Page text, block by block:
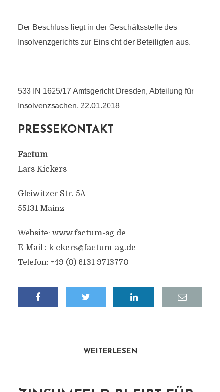
Der Beschluss liegt in der Geschäftsstelle des
Insolvenzgerichts zur Einsicht der Beteiligten aus.
533 IN 1625/17 Amtsgericht Dresden, Abteilung für
Insolvenzsachen, 22.01.2018
PRESSEKONTAKT
Factum
Lars Kickers
Gleiwitzer Str. 5A
55131 Mainz
Website: www.factum-ag.de
E-Mail : kickers@factum-ag.de
Telefon: +49 (0) 6131 9713770
WEITERLESEN